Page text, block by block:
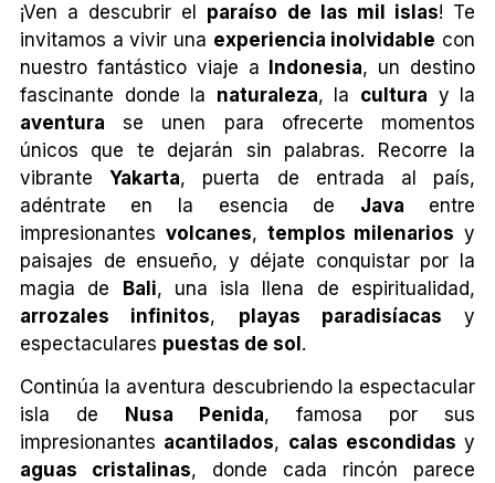
¡Ven a descubrir el paraíso de las mil islas! Te
invitamos a vivir una experiencia inolvidable con
nuestro fantástico viaje a
Indonesia, un destino
fascinante donde la naturaleza, la cultura y la
aventura se unen para ofrecerte momentos
únicos que te dejarán sin palabras. Recorre la
vibranteYakarta, puerta de entrada al país,
adéntrate en la esencia de Java entre
impresionantes volcanes, templos milenarios y
paisajes de ensueño, y déjate conquistar por la
magia de
Bali, una isla llena de espiritualidad,
arrozales infinitos, playas paradisíacas y
espectaculares puestas de sol .
Continúa la aventura descubriendo la espectacular
isla de
Nusa Penida, famosa por sus
impresionantes acantilados, calas escondidas y
aguas cristalinas, donde cada rincón parece